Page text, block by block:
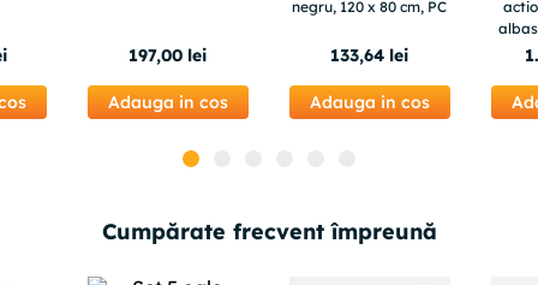
197,00 lei
Adauga in cos
negru, 120 x 80 cm, PC
133,64 lei
Adauga in cos
1
Cumpărate frecvent împreună